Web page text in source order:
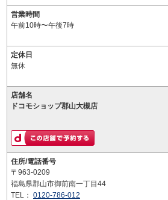
営業時間
午前10時〜午後7時
定休日
無休
店舗名
ドコモショップ郡山大槻店
住所/電話番号
〒963-0209
福島県郡山市御前南一丁目44
TEL： 0120-786-012